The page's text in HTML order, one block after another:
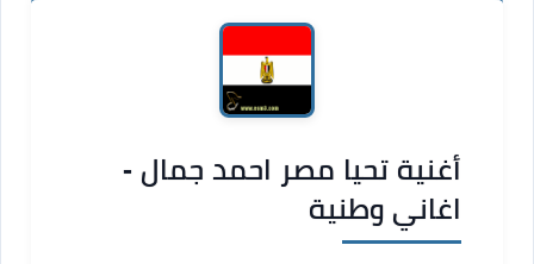
أغنية تحيا مصر احمد جمال -
اغاني وطنية